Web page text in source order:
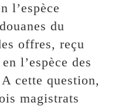
l’espèce
du
offres, reçu
l’espèce des
cette question,
magistrats